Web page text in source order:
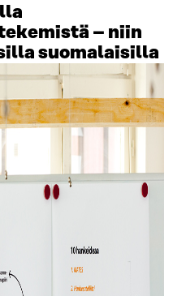
– niin
suomalaisilla